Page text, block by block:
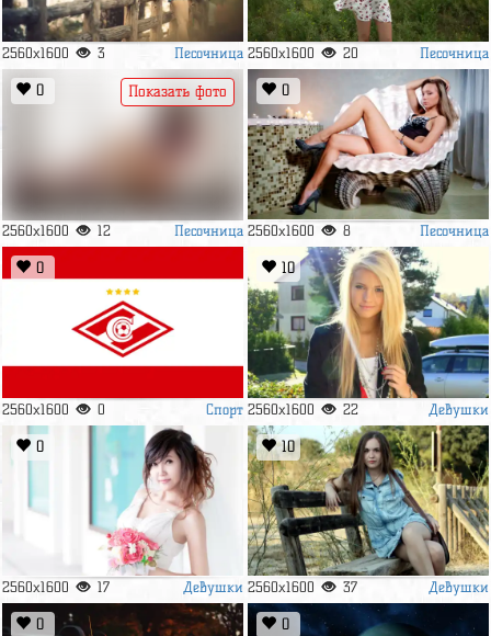
2560x1600 3 Песочница 2560x1600 20 Песочница
0
2560x1600 12 Песочница
Показать фото 0
2560x1600 8 Песочница
0
2560x1600 0 Спорт
10
2560x1600 22 Девушки
0
2560x1600 17 Девушки
10
2560x1600 37 Девушки
0 0